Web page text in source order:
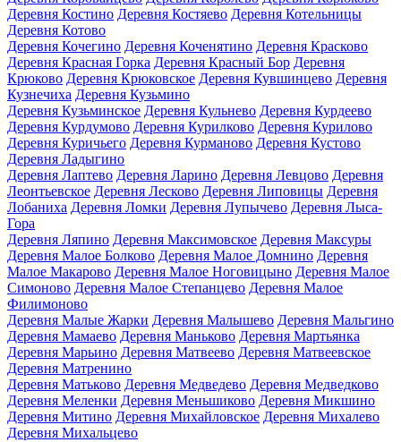
Деревня Костино Деревня Костяево Деревня Котельницы
Деревня Котово
Деревня Кочегино Деревня Коченятино Деревня Красково
Деревня Красная Горка Деревня Красный Бор Деревня
Крюково Деревня Крюковское Деревня Кувшинцево Деревня
Кузнечиха Деревня Кузьмино
Деревня Кузьминское Деревня Кульнево Деревня Курдеево
Деревня Курдумово Деревня Курилково Деревня Курилово
Деревня Куричьего Деревня Курманово Деревня Кустово
Деревня Ладыгино
Деревня Лаптево Деревня Ларино Деревня Левцово Деревня
Леонтьевское Деревня Лесково Деревня Липовицы Деревня
Лобаниха Деревня Ломки Деревня Лупычево Деревня Лыса-
Гора
Деревня Ляпино Деревня Максимовское Деревня Максуры
Деревня Малое Болково Деревня Малое Домнино Деревня
Малое Макарово Деревня Малое Ноговицыно Деревня Малое
Симоново Деревня Малое Степанцево Деревня Малое
Филимоново
Деревня Малые Жарки Деревня Малышево Деревня Мальгино
Деревня Мамаево Деревня Маньково Деревня Мартьянка
Деревня Марьино Деревня Матвеево Деревня Матвеевское
Деревня Матренино
Деревня Матьково Деревня Медведево Деревня Медведково
Деревня Меленки Деревня Меньшиково Деревня Микшино
Деревня Митино Деревня Михайловское Деревня Михалево
Деревня Михальцево